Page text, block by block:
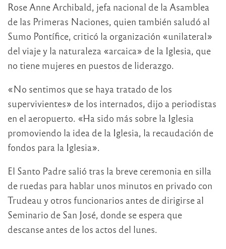
Rose Anne Archibald, jefa nacional de la Asamblea
de las Primeras Naciones, quien también saludó al
Sumo Pontífice, criticó la organización «unilateral»
del viaje y la naturaleza «arcaica» de la Iglesia, que
no tiene mujeres en puestos de liderazgo.
«No sentimos que se haya tratado de los
supervivientes» de los internados, dijo a periodistas
en el aeropuerto. «Ha sido más sobre la Iglesia
promoviendo la idea de la Iglesia, la recaudación de
fondos para la Iglesia».
El Santo Padre salió tras la breve ceremonia en silla
de ruedas para hablar unos minutos en privado con
Trudeau y otros funcionarios antes de dirigirse al
Seminario de San José, donde se espera que
descanse antes de los actos del lunes.